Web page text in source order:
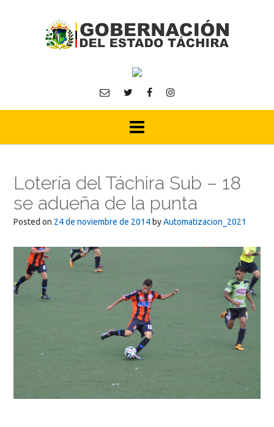
Lotería del Táchira Sub – 18
se adueña de la punta
Posted on 24 de noviembre de 2014 byAutomatizacion_2021